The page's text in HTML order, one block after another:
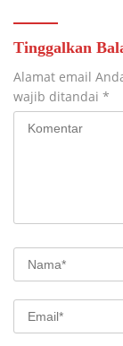
Tinggalkan
Alamat email
wajib ditandai *